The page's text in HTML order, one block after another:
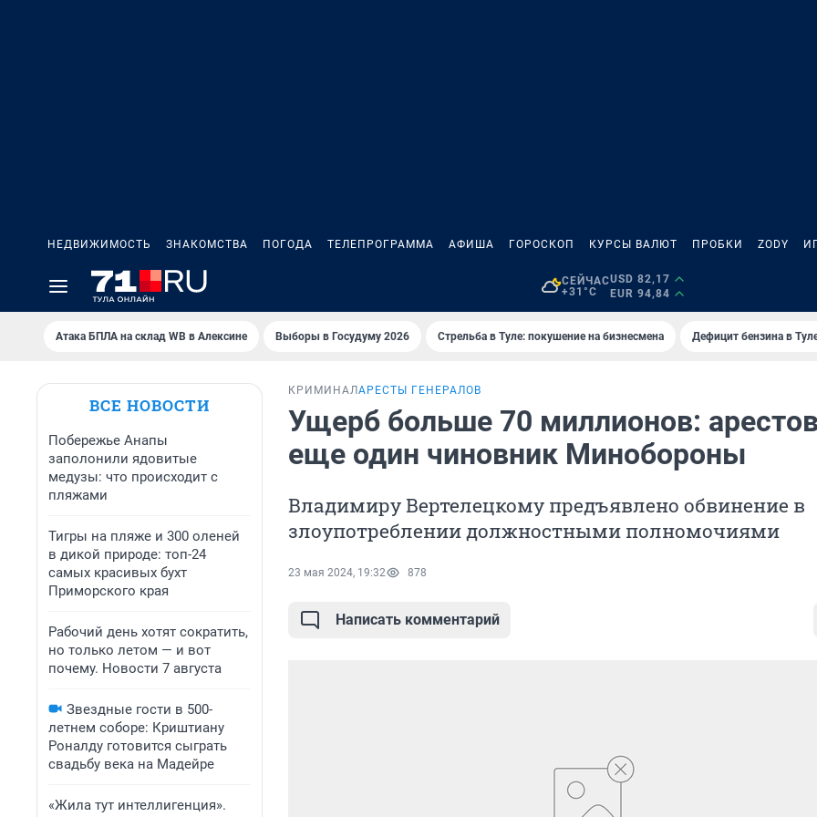
НЕДВИЖИМОСТЬ ЗНАКОМСТВА ПОГОДА ТЕЛЕПРОГРАММА АФИША ГОРОСКОП КУРСЫ ВАЛЮТ ПРОБКИ ZODY
СЕЙЧАС
+31°C
USD 82,17
EUR 94,84
Атака БПЛА на склад WB в Алексине Выборы в Госудуму 2026 Стрельба в Туле: покушение на бизнесмена Дефицит бензина в
ВСЕ НОВОСТИ
Побережье Анапы
заполонили ядовитые
медузы: что происходит с
пляжами
Тигры на пляже и 300 оленей
в дикой природе: топ-24
самых красивых бухт
Приморского края
Рабочий день хотят сократить,
но только летом — и вот
почему. Новости 7 августа
Звездные гости в 500-
летнем соборе: Криштиану
Роналду готовится сыграть
свадьбу века на Мадейре
«Жила тут интеллигенция».
КРИМИНАЛАРЕСТЫ ГЕНЕРАЛОВ
Ущерб больше 70 миллионов:
еще один чиновник Минобороны
Владимиру Вертелецкому предъявлено обвинение в
злоупотреблении должностными полномочиями
23 мая 2024, 19:32 878
Написать комментарий